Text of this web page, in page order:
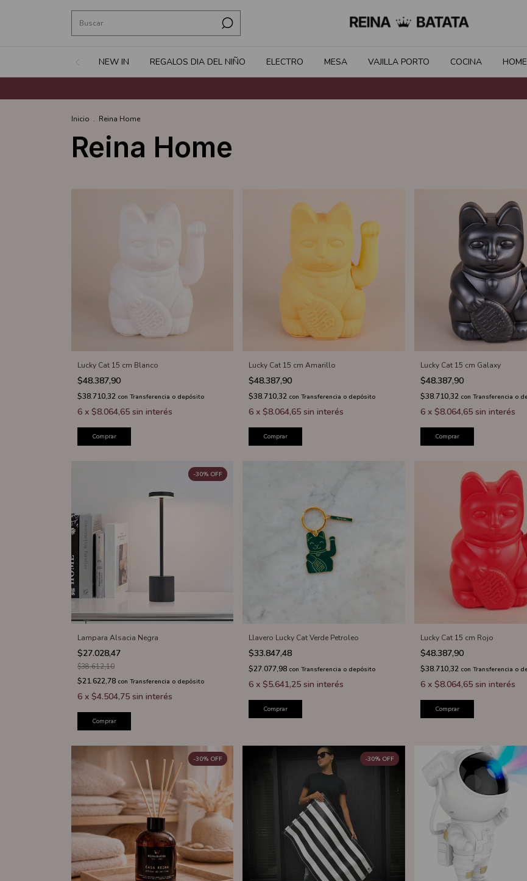
NEW IN REGALOS DIA DEL NIÑO ELECTRO MESA VAJILLA PORTO COCINA
Inicio . Reina Home
Reina Home
Lucky Cat 15 cm Blanco
$48.387,90
$38.710,32 con Transferencia o depósito
6 x $8.064,65 sin interés
Comprar
Lucky Cat 15 cm Amarillo
$48.387,90
$38.710,32 con Transferencia o depósito
6 x$8.064,65 sin interés
Comprar
Lucky Cat 15 cm Galaxy
$48.387,90
$38.710,32 con Transferencia o
6 x $8.064,65 sin interés
Comprar
Lampara Alsacia Negra
$27.028,47
-30% OFF
$38.612,10
$21.622,78 con Transferencia o depósito
6 x $4.504,75 sin interés
Comprar
Llavero Lucky Cat Verde Petroleo
$33.847,48
$27.077,98 con Transferencia o depósito
6 x$5.641,25 sin interés
Comprar
Lucky Cat 15 cm Rojo
$48.387,90
$38.710,32 con Transferencia o
6 x $8.064,65 sin interés
Comprar
-30% OFF -30% OFF